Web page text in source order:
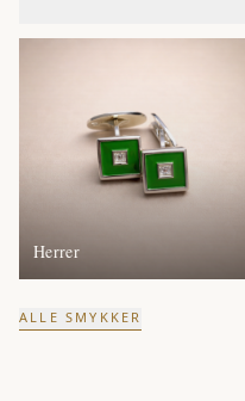
Herrer
ALLE SMYKKER